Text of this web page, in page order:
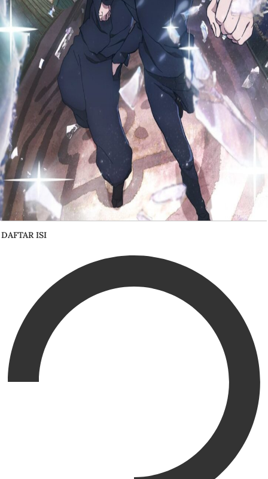
DAFTAR ISI